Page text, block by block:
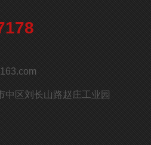
中区刘长山路赵庄工业园